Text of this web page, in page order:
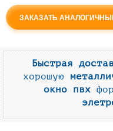
ЗАКАЗАТЬ
Быстрая
хорошую
окно пвх